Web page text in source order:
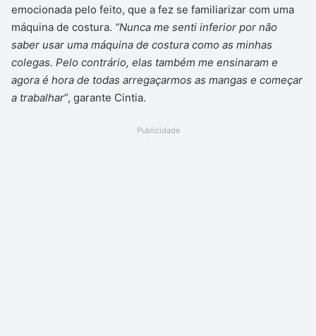
emocionada pelo feito, que a fez se familiarizar com uma
máquina de costura. “Nunca me senti inferior por não
saber usar uma máquina de costura como as minhas
colegas. Pelo contrário, elas também me ensinaram e
agora é hora de todas arregaçarmos as mangas e começar
a trabalhar”, garante Cintia.
Publicidade